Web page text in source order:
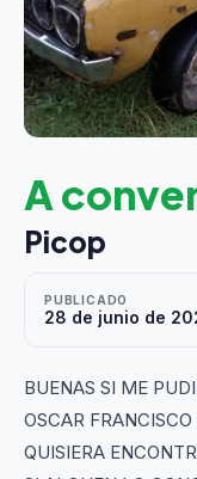
A
Picop
PUBLICADO
28 de junio de
BUENAS SI ME
OSCAR
QUISIERA